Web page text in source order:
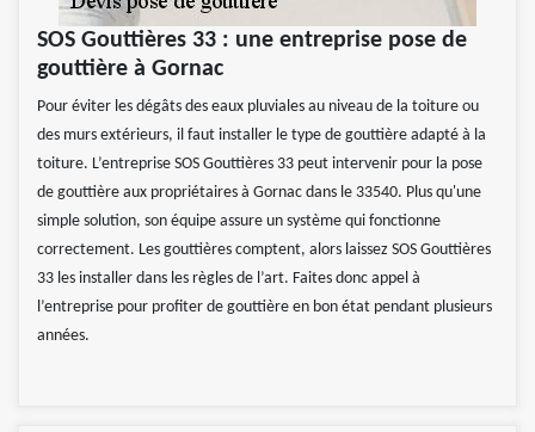
SOS Gouttières 33 : une entreprise pose de
gouttière à Gornac
Pour éviter les dégâts des eaux pluviales au niveau de la toiture ou
des murs extérieurs, il faut installer le type de gouttière adapté à la
toiture. L’entreprise SOS Gouttières 33 peut intervenir pour la pose
de gouttière aux propriétaires à Gornac dans le 33540. Plus qu'une
simple solution, son équipe assure un système qui fonctionne
correctement. Les gouttières comptent, alors laissez SOS Gouttières
33 les installer dans les règles de l’art. Faites donc appel à
l’entreprise pour profiter de gouttière en bon état pendant plusieurs
années.